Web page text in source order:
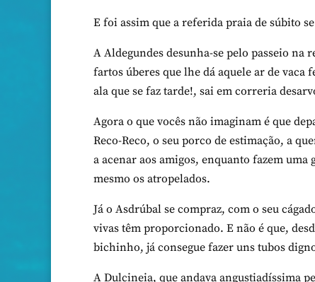
E foi assim que a referida praia de súbito
A Aldegundes desunha-se pelo passeio na
fartos úberes que lhe dá aquele ar de
ala que se faz tarde!, sai em correria
Agora o que vocês não imaginam é que
Reco-Reco, o seu porco de estimação, a
a acenar aos amigos, enquanto fazem
mesmo os atropelados.
Já o Asdrúbal se compraz, com o seu
vivas têm proporcionado. E não é que,
bichinho, já consegue fazer uns tubos
A Dulcineia, que andava angustiadíssima